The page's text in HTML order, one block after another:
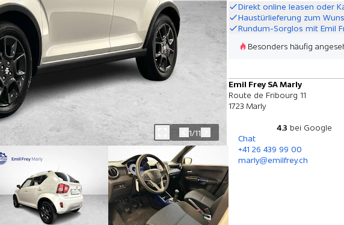
Direkt online leasen oder
Haustürlieferung zum
Rundum-Sorglos mit Emil
Besonders häufig
Emil Frey SA Marly
Route de Fribourg 11
1723 Marly
4.3 bei Google
Chat
+41 26 439 99 00
marly@emilfrey.ch
1/11